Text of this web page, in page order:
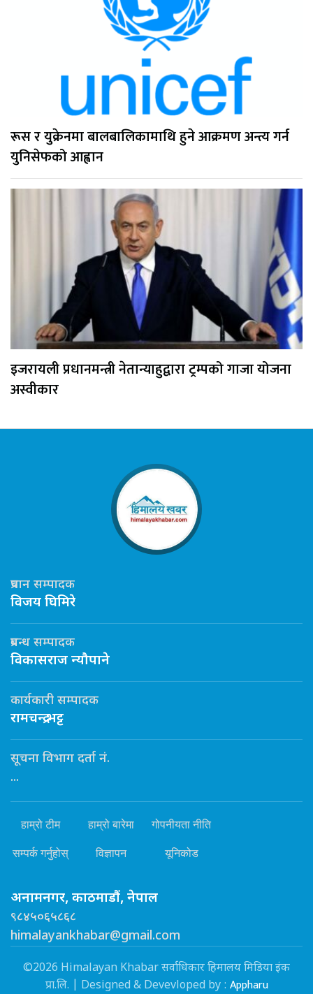
रूस र युक्रेनमा बालबालिकामाथि हुने आक्रमण अन्त्य गर्न
युनिसेफको आह्वान
इजरायली प्रधानमन्त्री नेतान्याहुद्वारा ट्रम्पको गाजा योजना
अस्वीकार
प्रधान सम्पादक
विजय घिमिरे
प्रबन्ध सम्पादक
विकासराज न्यौपाने
कार्यकारी सम्पादक
रामचन्द्र भट्ट
सूचना विभाग दर्ता नं.
...
हाम्रो टीम हाम्रो बारेमा गोपनीयता नीति
सम्पर्क गर्नुहोस् विज्ञापन यूनिकोड
अनामनगर, काठमाडौं, नेपाल
९८४५०६५८६८
himalayankhabar@gmail.com
©2026 Himalayan Khabar सर्वाधिकार हिमालय मिडिया इंक
प्रा.लि. | Designed & Devevloped by : Appharu